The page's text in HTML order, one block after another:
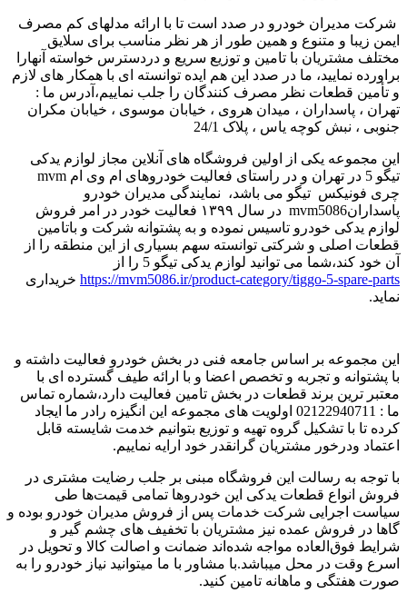
شرکت مدیران خودرو در صدد است تا با ارائه مدلهای کم مصرف
ایمن زیبا و متنوع و همین طور از هر نظر مناسب برای سلایق
مختلف مشتریان با تامین و توزیع سریع و دردسترس خواسته آنهارا
براورده نمایید، ما در صدد این هم ایده توانسته ای با همکار های لازم
و تأمین قطعات نظر مصرف کنندگان را جلب نماییم،آدرس ما :
تهران ، پاسداران ، میدان هروی ، خیابان موسوی ، خیابان مکران
جنوبی ، نبش کوچه یاس ، پلاک 24/1
این مجموعه یکی از اولین فروشگاه های آنلاین مجاز لوازم یدکی
تیگو 5 در تهران و در راستای فعالیت خودروهای ام وی ام mvm
چری فونیکس تیگو می باشد، نمایندگی مدیران خودرو
پاسدارانmvm5086 در سال ۱۳۹۹ فعالیت خودر در امر فروش
لوازم یدکی خودرو تاسیس نموده و به پشتوانه شرکت و باتامین
قطعات اصلی و شرکتی توانسته سهم بسیاری از این منطقه را از
آن خود کند،شما می توانید لوازم یدکی تیگو 5 را از
https://mvm5086.ir/product-category/tiggo-5-spare-parts خریداری
نماید.
این مجموعه بر اساس جامعه فنی در بخش خودرو فعالیت داشته و
با پشتوانه و تجربه و تخصص اعضا و با ارائه طیف گسترده ای با
معتبر ترین برند قطعات در بخش تامین فعالیت دارد،شماره تماس
ما : 02122940711 اولویت های مجموعه این انگیزه رادر ما ایجاد
کرده تا با تشکیل گروه تهیه و توزیع بتوانیم خدمت شایسته قابل
اعتماد ودرخور مشتریان گرانقدر خود ارایه نماییم.
با توجه به رسالت این فروشگاه مبنی بر جلب رضایت مشتری در
فروش انواع قطعات یدکی این خودروها تمامی قیمت‌ها طی
سیاست اجرایی شرکت خدمات پس از فروش مدیران خودرو بوده و
گاها در فروش عمده نیز مشتریان با تخفیف های چشم گیر و
شرایط فوق‌العاده مواجه شده‌اند ضمانت و اصالت کالا و تحویل در
اسرع وقت در محل میباشد.با مشاور با ما میتوانید نیاز خودرو را به
صورت هفتگی و ماهانه تامین کنید.